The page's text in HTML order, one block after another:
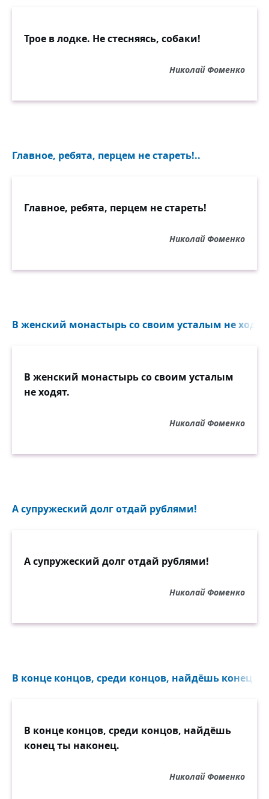
Трое в лодке. Не стесняясь, собаки!
Николай Фоменко
Главное, ребята, перцем не стареть!..
Главное, ребята, перцем не стареть!
Николай Фоменко
В женский монастырь со своим усталым не
В женский монастырь со своим усталым
не ходят.
Николай Фоменко
А супружеский долг отдай рублями!
А супружеский долг отдай рублями!
Николай Фоменко
В конце концов, среди концов, найдёшь конец
В конце концов, среди концов, найдёшь
конец ты наконец.
Николай Фоменко